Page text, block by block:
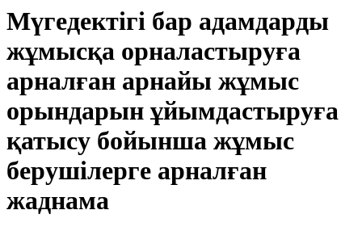
Мүгедектігі бар адамдарды
жұмысқа орналастыруға
арналған арнайы жұмыс
орындарын ұйымдастыруға
қатысу бойынша жұмыс
берушілерге арналған
жаднама